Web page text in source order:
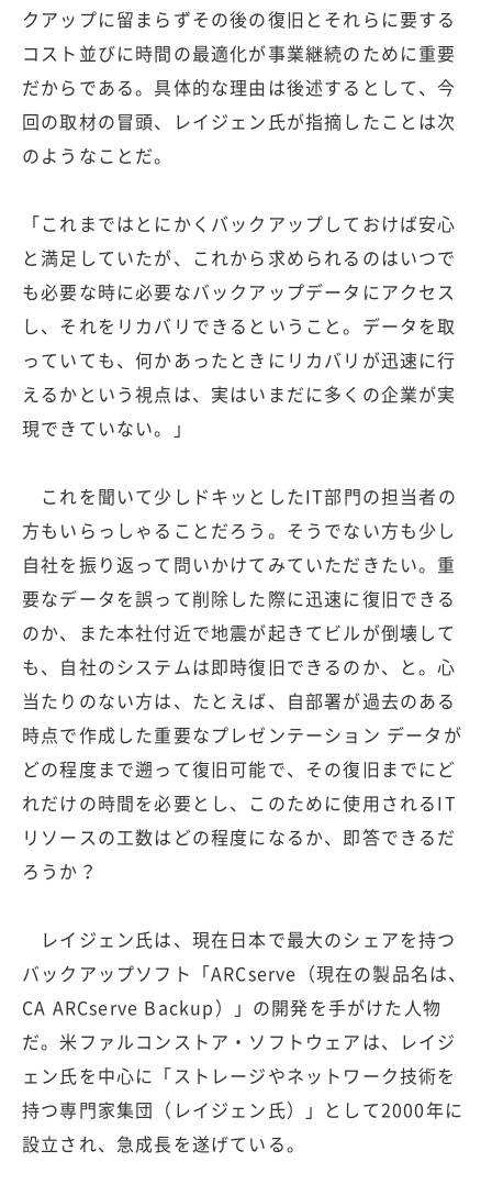
クアップに留まらずその後の復旧とそれらに要する
コスト並びに時間の最適化が事業継続のために重要
だからである。具体的な理由は後述するとして、今
回の取材の冒頭、レイジェン氏が指摘したことは次
のようなことだ。
「これまではとにかくバックアップしておけば安心
と満足していたが、これから求められるのはいつで
も必要な時に必要なバックアップデータにアクセス
し、それをリカバリできるということ。データを取
っていても、何かあったときにリカバリが迅速に行
えるかという視点は、実はいまだに多くの企業が実
現できていない。」
これを聞いて少しドキッとしたIT部門の担当者の
方もいらっしゃることだろう。そうでない方も少し
自社を振り返って問いかけてみていただきたい。重
要なデータを誤って削除した際に迅速に復旧できる
のか、また本社付近で地震が起きてビルが倒壊して
も、自社のシステムは即時復旧できるのか、と。心
当たりのない方は、たとえば、自部署が過去のある
時点で作成した重要なプレゼンテーション データが
どの程度まで遡って復旧可能で、その復旧までにど
れだけの時間を必要とし、このために使用されるIT
リソースの工数はどの程度になるか、即答できるだ
ろうか？
レイジェン氏は、現在日本で最大のシェアを持つ
バックアップソフト「ARCserve（現在の製品名は、
CA ARCserve Backup）」の開発を手がけた人物
だ。米ファルコンストア・ソフトウェアは、レイジ
ェン氏を中心に「ストレージやネットワーク技術を
持つ専門家集団（レイジェン氏）」として2000年に
設立され、急成長を遂げている。